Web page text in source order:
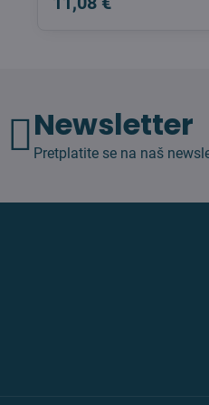
Newsletter
Pretplatite se na naš